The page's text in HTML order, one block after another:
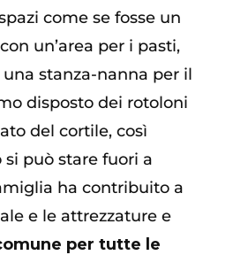
come se fosse un
un’area per i pasti,
una stanza-nanna per il
disposto dei rotoloni
del cortile, così
può stare fuori a
ha contribuito a
e le attrezzature e
per tutte le